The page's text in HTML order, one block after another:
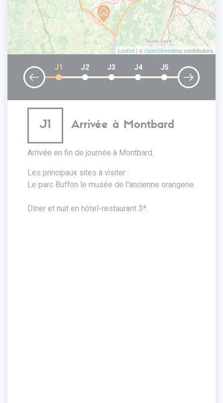
Leaflet | ©OpenStreetMapcontributors
J1 J2 J3 J4 J5
J1 Arrivée à Montbard
Arrivée en fin de journée à Montbard.
Les principaux sites à visiter :
Le parc Buffon le musée de l'ancienne orangerie.
Dîner et nuit en hôtel-restaurant 3*.